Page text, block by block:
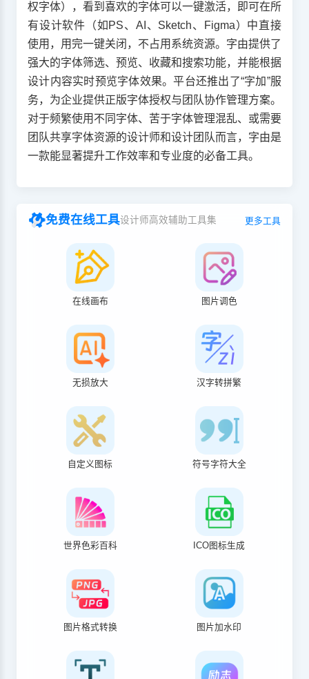
权字体），看到喜欢的字体可以一键激活，即可在所
有设计软件（如PS、AI、Sketch、Figma）中直接
使用，用完一键关闭，不占用系统资源。字由提供了
强大的字体筛选、预览、收藏和搜索功能，并能根据
设计内容实时预览字体效果。平台还推出了“字加”服
务，为企业提供正版字体授权与团队协作管理方案。
对于频繁使用不同字体、苦于字体管理混乱、或需要
团队共享字体资源的设计师和设计团队而言，字由是
一款能显著提升工作效率和专业度的必备工具。
免费在线工具设计师高效辅助工具集 更多工具
在线画布 图片调色
无损放大 汉字转拼繁
自定义图标 符号字符大全
世界色彩百科 ICO图标生成
图片格式转换 图片加水印